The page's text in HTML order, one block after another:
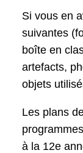
Si vous en
suivantes
boîte en
artefacts,
objets
Les plans
à la 12e